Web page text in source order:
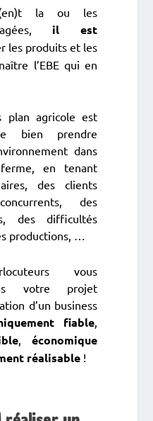
la ou les
il est
les produits et les
l’EBE qui en
plan agricole est
bien prendre
dans
en tenant
des clients
des
des difficultés
productions, …
vous
votre projet
d’un business
fiable
,économique
réalisable!